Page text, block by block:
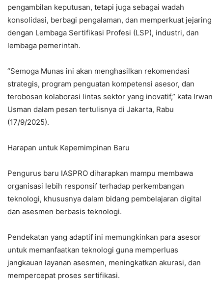
pengambilan keputusan, tetapi juga sebagai wadah
konsolidasi, berbagi pengalaman, dan memperkuat jejaring
dengan Lembaga Sertifikasi Profesi (LSP), industri, dan
lembaga pemerintah.
“Semoga Munas ini akan menghasilkan rekomendasi
strategis, program penguatan kompetensi asesor, dan
terobosan kolaborasi lintas sektor yang inovatif,” kata Irwan
Usman dalam pesan tertulisnya di Jakarta, Rabu
(17/9/2025).
Harapan untuk Kepemimpinan Baru
Pengurus baru IASPRO diharapkan mampu membawa
organisasi lebih responsif terhadap perkembangan
teknologi, khususnya dalam bidang pembelajaran digital
dan asesmen berbasis teknologi.
Pendekatan yang adaptif ini memungkinkan para asesor
untuk memanfaatkan teknologi guna memperluas
jangkauan layanan asesmen, meningkatkan akurasi, dan
mempercepat proses sertifikasi.